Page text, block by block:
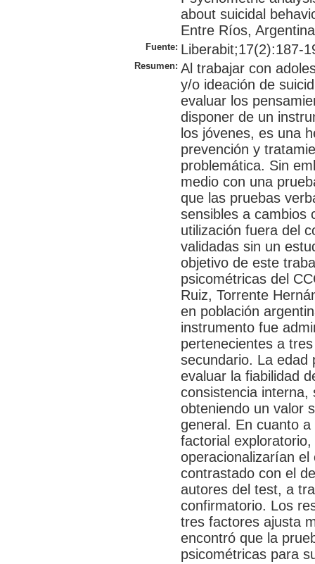
about suicidal
Entre Ríos, Argentina
Fuente: Liberabit;17(2):187-
Resumen: Al trabajar con
y/o ideación de
evaluar los
disponer de un
los jóvenes, es una
prevención y
problemática. Sin
medio con una
que las pruebas
sensibles a cambios
utilización fuera del
validadas sin un
objetivo de este
psicométricas del
Ruiz, Torrente
en población
instrumento fue
pertenecientes a
secundario. La edad
evaluar la fiabilidad
consistencia interna,
obteniendo un valor
general. En cuanto
factorial
operacionalizarían
contrastado con el
autores del test, a
confirmatorio. Los
tres factores ajusta
encontró que la
psicométricas para